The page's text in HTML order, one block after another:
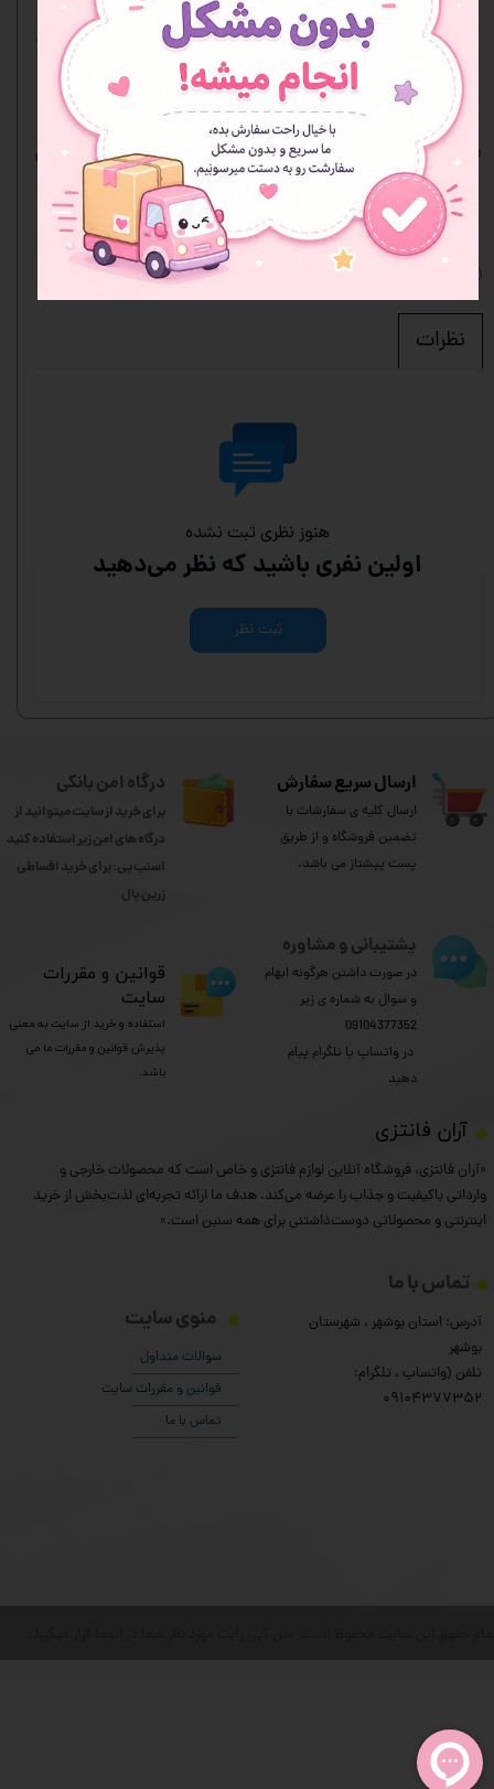
این جامدادی‌ها فقط یه وسیله ساده نیستن، یه
آیتم فانتزی و لاکچری‌ان که روی میز هر کسی
بدرخشن
موجودی‌شون محدوده و زود تموم می‌شن، پس
اگه دنبال یه جامدادی خاص و یونیک هستی،
همین الان انتخابش کن
افزودن به علاقه مندی ها
نظرات
هنوز نظری ثبت نشده
اولین نفری باشید که نظر می‌دهید
ثبت نظر
ارسال سریع سفارش
ارسال کلیه ی سفارشات با
تضمین فروشگاه و از طریق
پست پیشتاز می باشد.
​آران فانتزی
«آران فانتزی، فروشگاه آنلاین لوازم فانتزی و خاص است که محصولات خارجی و
وارداتی باکیفیت و جذاب را عرضه می‌کند. هدف ما ارائه تجربه‌ای لذت‌بخش از خرید
اینترنتی و محصولاتی دوست‌داشتنی برای همه سنین است.»
منوی سایت
سوالات متداول
قوانین و مقررات سایت
تماس با ما
تماس با ما
آدرس: استان بوشهر ، شهرستان
بوشهر
تلفن (واتساپ ، تلگرام:
۰9104377352
درگاه امن بانکی
برای خرید از سایت میتوانید از
درگاه های امن زیر استفاده کنید
اسنپ پی: برای خرید اقساطی
​​​​​​​زرین پال
پشتیبانی و مشاوره
در صورت داشتن هرگونه ابهام
و سوال به شماره ی زیر
09104377352
​​​​​​​ در واتساپ یا تلگرام پیام
دهید
​قوانین و مقررات
سایت
استفاده و خرید از سایت به معنی
پذیرش قوانین و مقررات ما می
باشد.